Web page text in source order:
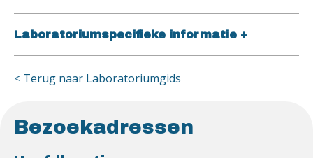
Laboratoriumspecifieke informatie +
< Terug naar Laboratoriumgids
Bezoekadressen